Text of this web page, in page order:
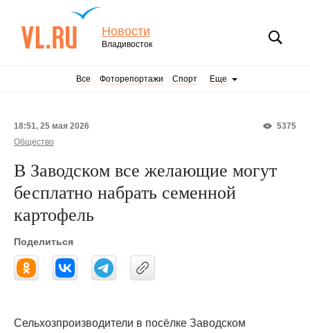
Новости
Владивосток
Все Фоторепортажи Спорт Еще
5375
18:51, 25 мая 2026
Общество
В Заводском все желающие могут
бесплатно набрать семенной
картофель
Поделиться
Сельхозпроизводители в посёлке Заводском